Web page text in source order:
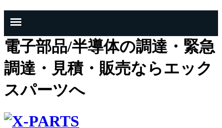
電子部品/半導体の調達・緊急
調達・見積・販売ならエック
スパーツへ